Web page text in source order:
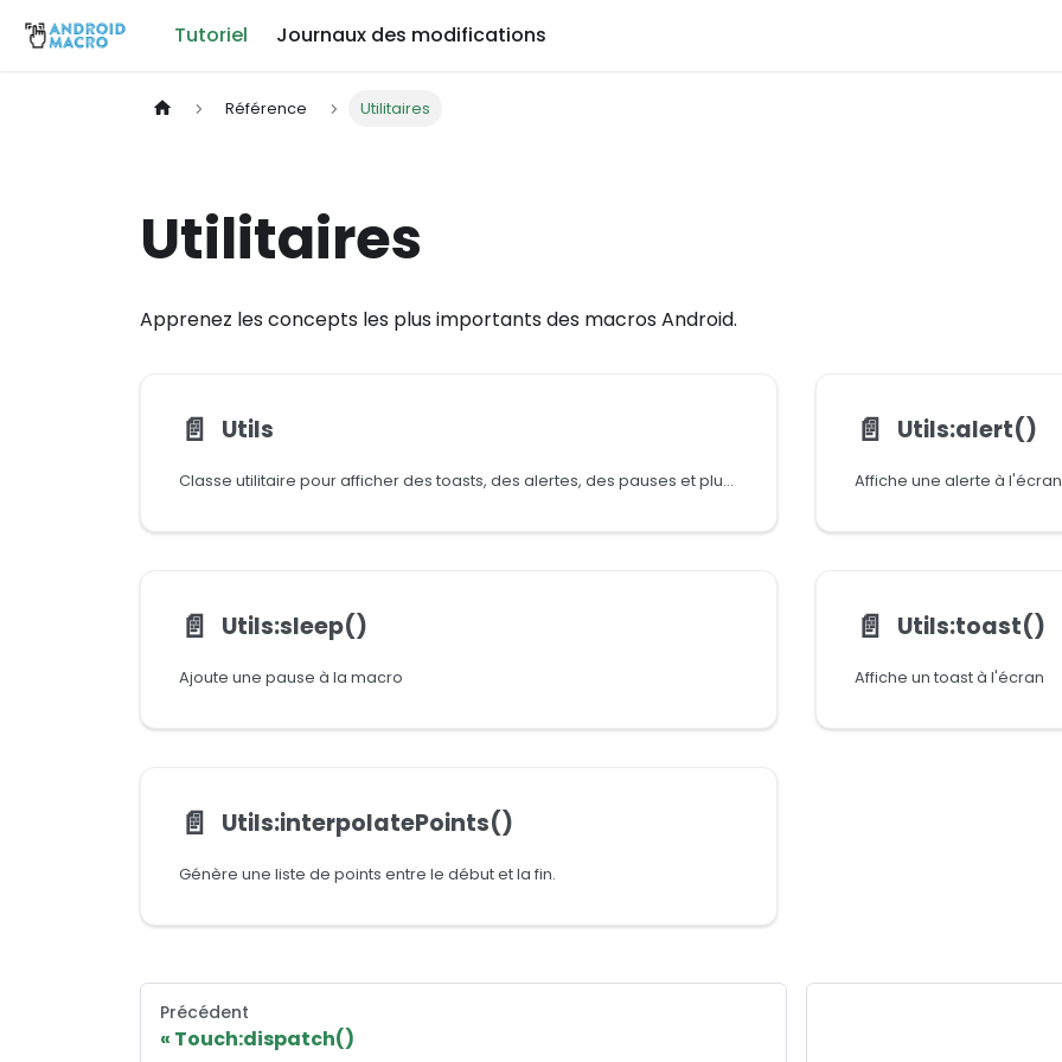
Tutoriel Journaux des modifications
Référence Utilitaires
Utilitaires
Apprenez les concepts les plus importants des macros Android.
📄️ Utils
Classe utilitaire pour afficher des toasts, des alertes, des pauses et plus encore
📄️ Utils:alert()
Affiche une alerte à l'écran
📄️ Utils:sleep()
Ajoute une pause à la macro
📄️ Utils:toast()
Affiche un toast à l'écran
📄️ Utils:interpolatePoints()
Génère une liste de points entre le début et la fin.
Précédent
Touch:dispatch()